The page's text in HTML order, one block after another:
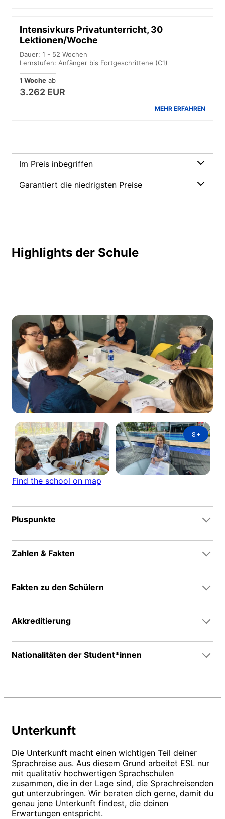
Intensivkurs Privatunterricht, 30
Lektionen/Woche
Dauer: 1 - 52 Wochen
Lernstufen: Anfänger bis Fortgeschrittene (C1)
1 Woche ab
3.262 EUR
MEHR ERFAHREN
Im Preis inbegriffen
Garantiert die niedrigsten Preise
Highlights der Schule
8+
Find the school on map
Pluspunkte
Zahlen & Fakten
Fakten zu den Schülern
Akkreditierung
Nationalitäten der Student*innen
Unterkunft
Die Unterkunft macht einen wichtigen Teil deiner
Sprachreise aus. Aus diesem Grund arbeitet ESL nur
mit qualitativ hochwertigen Sprachschulen
zusammen, die in der Lage sind, die Sprachreisenden
gut unterzubringen. Wir beraten dich gerne, damit du
genau jene Unterkunft findest, die deinen
Erwartungen entspricht.